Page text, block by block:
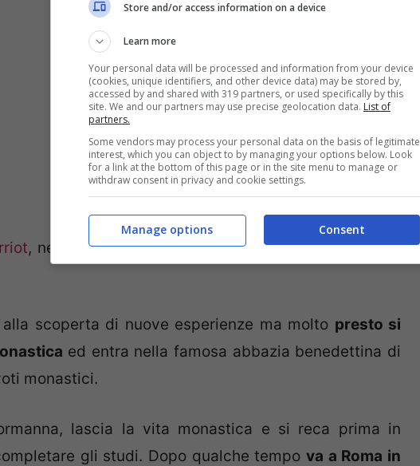
, nell’Inghilterra Meridionale, da una nobile famiglia
scoperta di nuove esperienze ma molto presto si
ed entra nella famosa abbazia benedettina di
monastici.
lascia la vita monastica e si reca prima in
gli studi. Dopo qualche tempo va a Roma in
Store and/or access information on a device
Learn more
Your personal data will be processed and information from your device
(cookies, unique identifiers, and other device data) may be stored by,
accessed by and shared with 319 partners, or used specifically by this
site. We and our partners may use precise geolocation data. List of
partners.
Some vendors may process your personal data on the basis of legitimate
interest, which you can object to by managing your options below. Look
for a link at the bottom of this page or in the site menu to manage or
withdraw consent in privacy and cookie settings.
Consent
Manage options